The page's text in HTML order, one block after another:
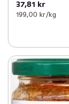
37,81 kr
199,00 kr /kg